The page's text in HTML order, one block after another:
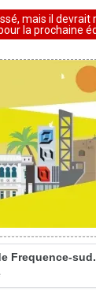
mais il devrait
la prochaine
Frequence-